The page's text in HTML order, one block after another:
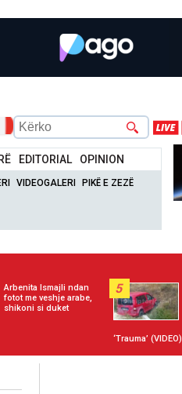
EDITORIAL OPINION
VIDEOGALERI PIKË E ZEZË
Arbenita Ismajli ndan
fotot me veshje arabe,
shikoni si duket
5
‘Trauma’ (VIDEO)